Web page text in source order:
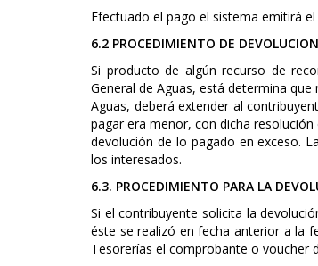
Efectuado el pago el sistema emitirá
6.2 PROCEDIMIENTO DE
Si producto de algún recurso de
General de Aguas, está determina
Aguas, deberá extender al
pagar era menor, con dicha
devolución de lo pagado en exceso.
los interesados.
6.3. PROCEDIMIENTO PARA LA
Si el contribuyente solicita la
éste se realizó en fecha anterior a la
Tesorerías el comprobante o voucher